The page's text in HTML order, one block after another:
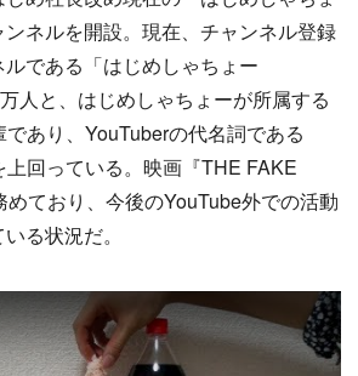
ネルを開設。現在、チャンネル登録
である「はじめしゃちょー
人と、はじめしゃちょーが所属する
あり、YouTuberの代名詞である
回っている。映画『THE FAKE
ており、今後のYouTube外での活動
る状況だ。